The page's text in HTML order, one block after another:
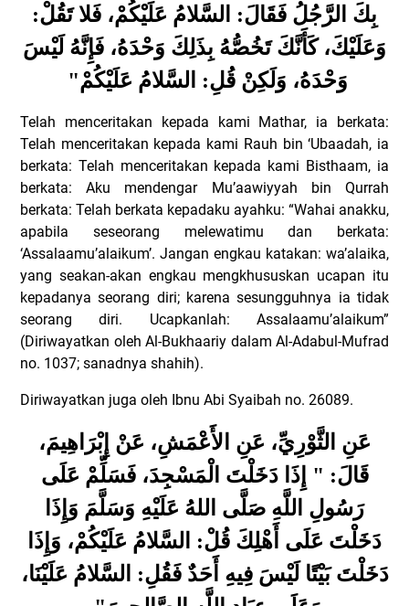
بِكَ الرَّجُلُ فَقَالَ: السَّلامُ عَلَيْكُمْ، فَلا تَقُلْ:
وَعَلَيْكَ، كَأَنَّكَ تَخُصُّهُ بِذَلِكَ وَحْدَهُ، فَإِنَّهُ لَيْسَ
وَحْدَهُ، وَلَكِنْ قُلِ: السَّلامُ عَلَيْكُمْ"
Telah menceritakan kepada kami Mathar, ia berkata:
Telah menceritakan kepada kami Rauh bin ‘Ubaadah, ia
berkata: Telah menceritakan kepada kami Bisthaam, ia
berkata: Aku mendengar Mu’aawiyyah bin Qurrah
berkata: Telah berkata kepadaku ayahku: “Wahai anakku,
apabila seseorang melewatimu dan berkata:
‘Assalaamu’alaikum’. Jangan engkau katakan: wa’alaika,
yang seakan-akan engkau mengkhususkan ucapan itu
kepadanya seorang diri; karena sesungguhnya ia tidak
seorang diri. Ucapkanlah: Assalaamu’alaikum”
(Diriwayatkan oleh Al-Bukhaariy dalam Al-Adabul-Mufrad
no. 1037; sanadnya shahih).
Diriwayatkan juga oleh Ibnu Abi Syaibah no. 26089.
عَنِ الثَّوْرِيِّ، عَنِ الأَعْمَشِ، عَنْ إِبْرَاهِيمَ،
قَالَ: " إِذَا دَخَلْتَ الْمَسْجِدَ، فَسَلِّمْ عَلَى
رَسُولِ اللَّهِ صَلَّى اللهُ عَلَيْهِ وَسَلَّمَ وَإِذَا
دَخَلْتَ عَلَى أَهْلِكَ قُلْ: السَّلامُ عَلَيْكُمْ، وَإِذَا
دَخَلْتَ بَيْتًا لَيْسَ فِيهِ أَحَدٌ فَقُلِ: السَّلامُ عَلَيْنَا،